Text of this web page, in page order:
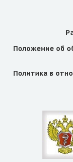
Положение об
Политика в